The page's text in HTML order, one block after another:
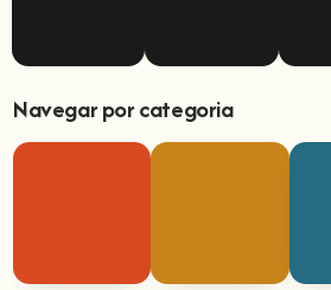
Navegar por categoria